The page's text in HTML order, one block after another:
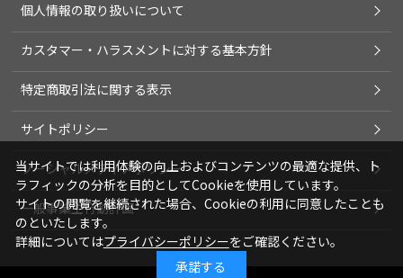
個人情報の取り扱いについて
カスタマー・ハラスメントに対する基本方針
特定商取引法に関する表示
サイトポリシー
ソーシャルメディアポリシー
一般事業主行動計画
当サイトでは利用体験の向上およびコンテンツの最適な提供、ト
ラフィックの分析を目的としてCookieを使用しています。
サイトの閲覧を継続された場合、Cookieの利用に同意したことも
のといたします。
詳細についてはプライバシーポリシーをご確認ください。
承諾する